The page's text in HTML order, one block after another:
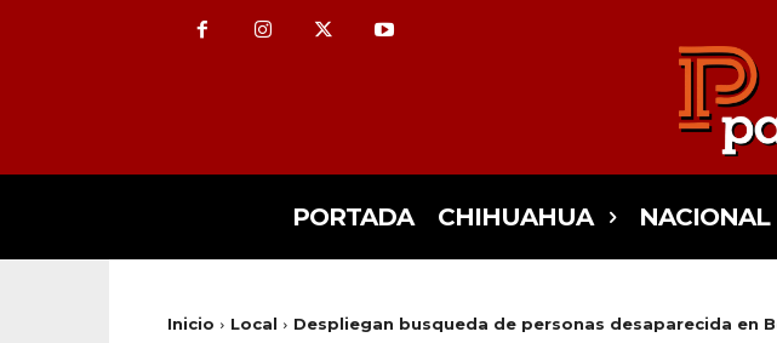
PORTADA CHIHUAHUA NACIONAL
Inicio Local Despliegan busqueda de personas desaparecida en